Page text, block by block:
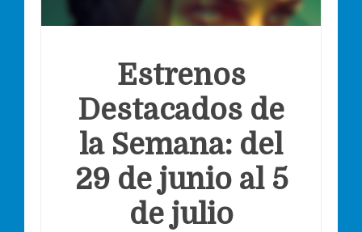
Estrenos
Destacados de
la Semana: del
29 de junio al 5
de julio